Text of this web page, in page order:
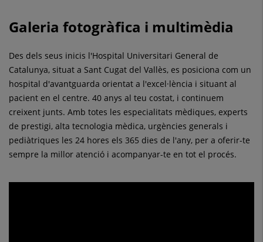
Galeria fotogràfica i multimèdia
Des dels seus inicis l'Hospital Universitari General de
Catalunya, situat a Sant Cugat del Vallès, es posiciona com un
hospital d'avantguarda orientat a l'excel·lència i situant al
pacient en el centre. 40 anys al teu costat, i continuem
creixent junts. Amb totes les especialitats mèdiques, experts
de prestigi, alta tecnologia mèdica, urgències generals i
pediàtriques les 24 hores els 365 dies de l'any, per a oferir-te
sempre la millor atenció i acompanyar-te en tot el procés.